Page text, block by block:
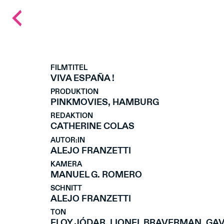
FILMTITEL
VIVA ESPAÑA !
PRODUKTION
PINKMOVIES, HAMBURG
REDAKTION
CATHERINE COLAS
AUTOR:IN
ALEJO FRANZETTI
KAMERA
MANUEL G. ROMERO
SCHNITT
ALEJO FRANZETTI
TON